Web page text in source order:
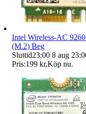
Intel Wireless-AC
(M.2) Beg
Sluttid23:00 8 aug
Pris:199 kr,Köp nu.